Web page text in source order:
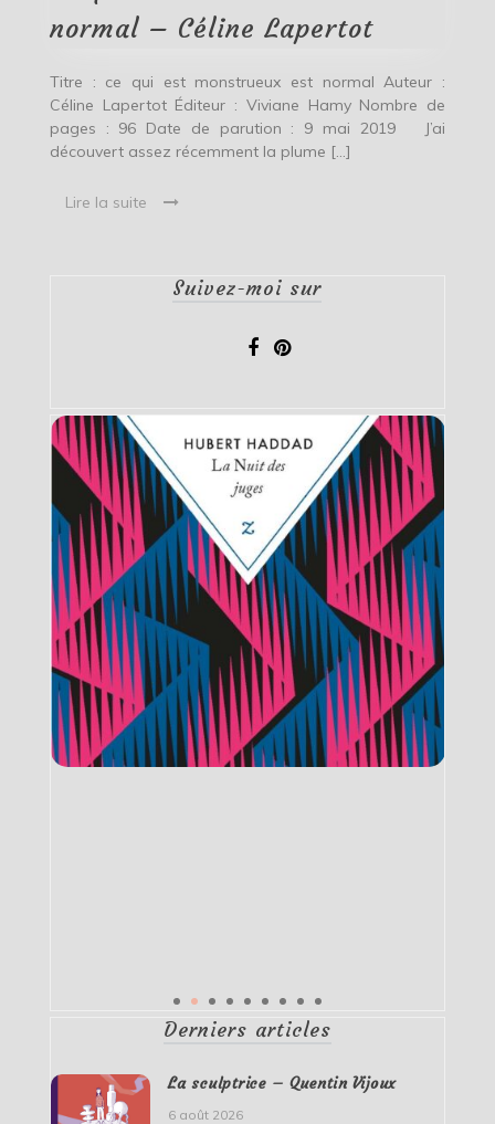
Céline
Lapertot
normal – Céline Lapertot
Titre : ce qui est monstrueux est normal Auteur :
Céline Lapertot Éditeur : Viviane Hamy Nombre de
pages : 96 Date de parution : 9 mai 2019 J’ai
découvert assez récemment la plume […]
Lire la suite
Suivez-moi sur
Derniers articles
La sculptrice – Quentin Vijoux
6 août 2026